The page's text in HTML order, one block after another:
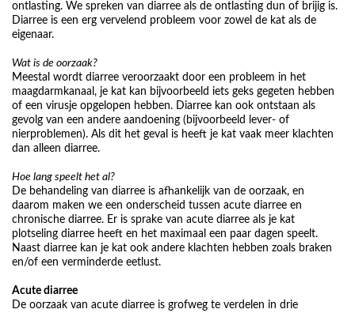
ontlasting. We spreken van diarree als de ontlasting dun of brijig is.
Diarree is een erg vervelend probleem voor zowel de kat als de
eigenaar.
Wat is de oorzaak?
Meestal wordt diarree veroorzaakt door een probleem in het
maagdarmkanaal, je kat kan bijvoorbeeld iets geks gegeten hebben
of een virusje opgelopen hebben. Diarree kan ook ontstaan als
gevolg van een andere aandoening (bijvoorbeeld lever- of
nierproblemen). Als dit het geval is heeft je kat vaak meer klachten
dan alleen diarree.
Hoe lang speelt het al?
De behandeling van diarree is afhankelijk van de oorzaak, en
daarom maken we een onderscheid tussen acute diarree en
chronische diarree. Er is sprake van acute diarree als je kat
plotseling diarree heeft en het maximaal een paar dagen speelt.
Naast diarree kan je kat ook andere klachten hebben zoals braken
en/of een verminderde eetlust.
Acute diarree
De oorzaak van acute diarree is grofweg te verdelen in drie